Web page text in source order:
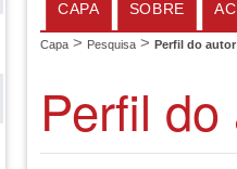
CAPA SOBRE
Capa > Pesquisa > Perfil do autor
Perfil